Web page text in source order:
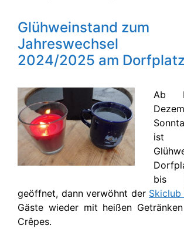
Glühweinstand zum
Jahreswechsel
2024/2025 am Dorfplatz
Ab
bis
geöffnet, dann verwöhnt der Skiclub
Gäste wieder mit heißen
Crêpes.